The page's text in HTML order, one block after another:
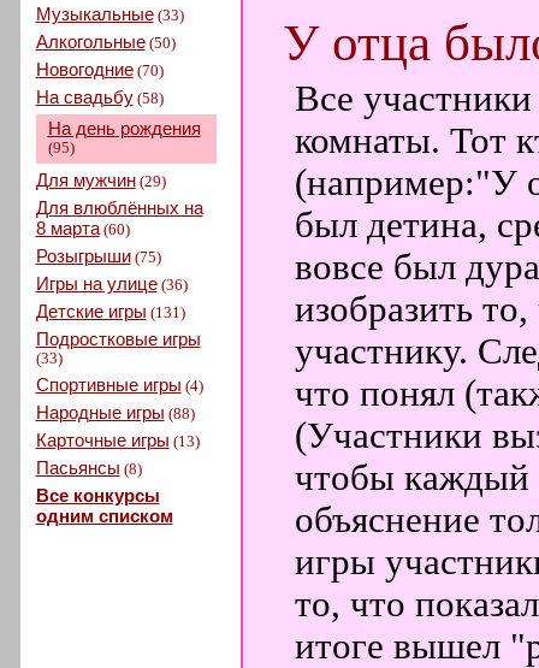
Музыкальные(33)
Алкогольные(50)
Новогодние(70)
На свадьбу(58)
На день рождения
(95)
Для мужчин(29)
Для влюблённых на
8 марта(60)
Розыгрыши(75)
Игры на улице(36)
Детские игры (131)
Подростковые игры
(33)
Спортивные игры (4)
Народные игры (88)
Карточные игры (13)
Пасьянсы (8)
Все конкурсы
одним списком
У отца
Все
комнаты. Тот
(например:"У
был детина,
вовсе был
изобразить
участнику.
что понял
(Участники
чтобы каждый
объяснение
игры
то, что
итоге вышел